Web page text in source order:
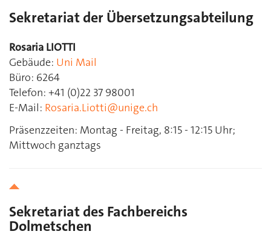
Sekretariat der Übersetzungsabteilung
Rosaria LIOTTI
Gebäude: Uni Mail
Büro: 6264
Telefon: +41 (0)22 37 98001
E-Mail: Rosaria.Liotti@unige.ch
Präsenzzeiten: Montag - Freitag, 8:15 - 12:15 Uhr;
Mittwoch ganztags
Sekretariat des Fachbereichs
Dolmetschen